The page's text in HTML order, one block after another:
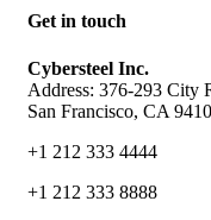
Get in touch
Cybersteel Inc.
Address: 376-293 City
San Francisco, CA
+1 212 333 4444
+1 212 333 8888